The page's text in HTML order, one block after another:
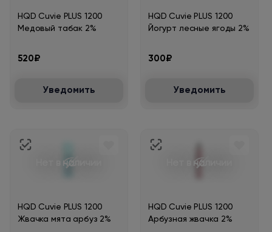
HQD Cuvie PLUS 1200
Медовый табак 2%
520₽
Уведомить
HQD Cuvie PLUS 1200
Йогурт лесные ягоды 2%
300₽
Уведомить
Нет в наличии
HQD Cuvie PLUS 1200
Жвачка мята арбуз 2%
Нет в наличии
HQD Cuvie PLUS 1200
Арбузная жвачка 2%